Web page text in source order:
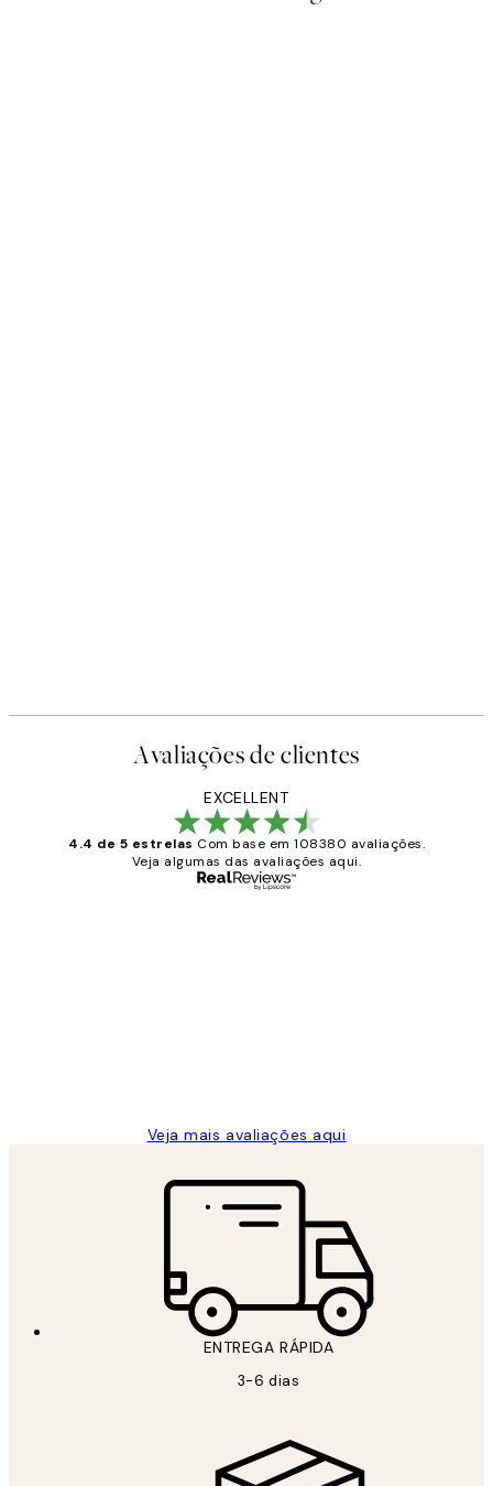
Avaliações de clientes
EXCELLENT
4.4 de 5 estrelas Com base em 108380 avaliações.
Veja algumas das avaliações aqui.
Veja mais avaliações aqui
ENTREGA RÁPIDA
3-6 dias